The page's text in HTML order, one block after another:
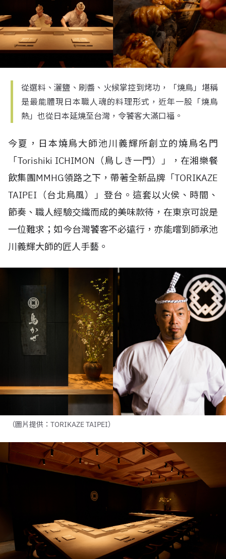
從選料、灑鹽、刷醬、火候掌控到烤功，「燒鳥」堪稱
是最能體現日本職人魂的料理形式，近年一股「燒鳥
熱」也從日本延燒至台灣，令饕客大滿口福。
今夏，日本燒鳥大師池川義輝所創立的燒鳥名門
「Torishiki ICHIMON （鳥しき一門）」，在湘樂餐
飲集團MMHG領路之下，帶著全新品牌「TORIKAZE
TAIPEI （台北鳥風）」登台。這套以火侯、時間、
節奏、職人經驗交織而成的美味款待，在東京可說是
一位難求；如今台灣饕客不必遠行，亦能嚐到師承池
川義輝大師的匠人手藝。
（圖片提供：TORIKAZE TAIPEI）